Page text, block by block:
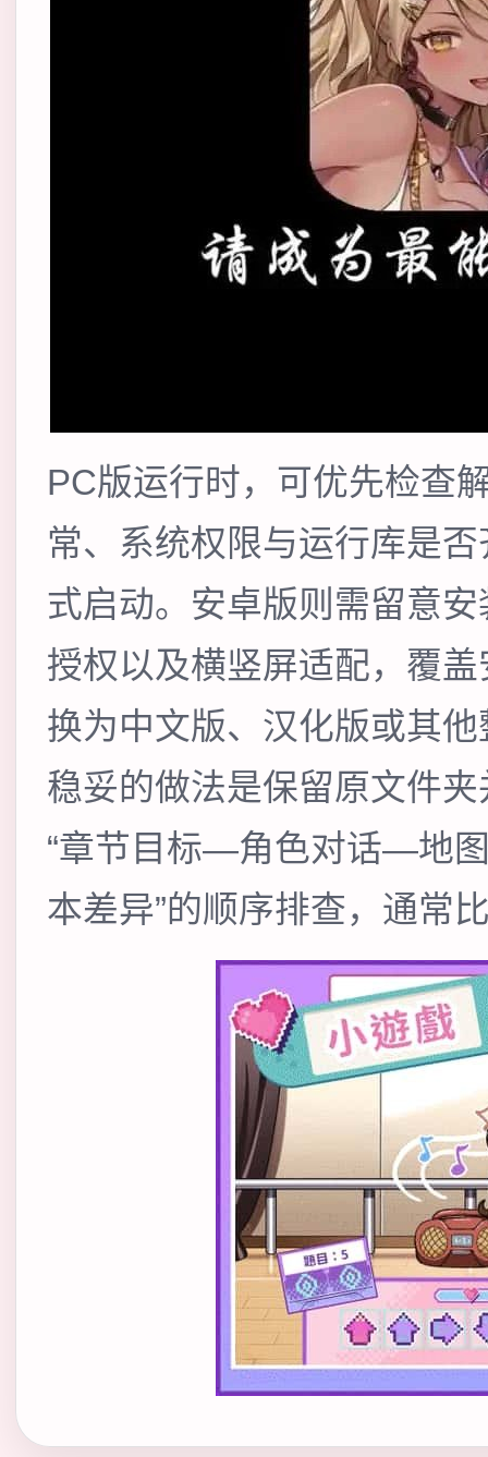
PC版运行时，可优先检查
常、系统权限与运行库是
式启动。安卓版则需留意
授权以及横竖屏适配，覆
换为中文版、汉化版或其
稳妥的做法是保留原文件
“章节目标—角色对话—地
本差异”的顺序排查，通常